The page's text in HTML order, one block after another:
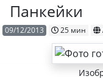
Панкейки
09/12/2013 25 мин